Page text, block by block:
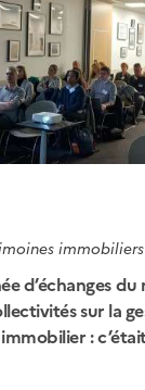
immobiliers
d’échanges du
sur la
: